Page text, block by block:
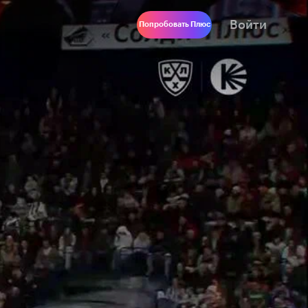
Попробовать Плюс Войти